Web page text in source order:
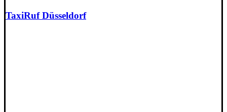
TaxiRuf Düsseldorf